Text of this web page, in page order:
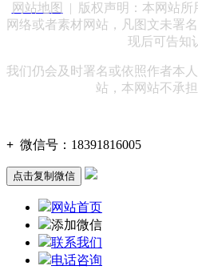
网站地图
| 版权声明：本网站所
网络或者素材网站，凡图文未署
现后可告知
我们仍会及时署名或依照作者本
站，本网站不承担
+ 微信号： 18391816005
点击复制微信
网站首页
添加微信
联系我们
电话咨询